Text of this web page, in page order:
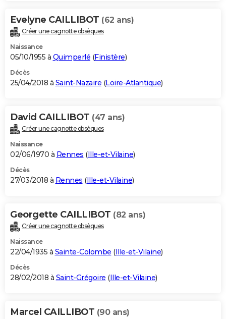
Evelyne CAILLIBOT (62 ans)
Créer une cagnotte obsèques
Naissance
05/10/1955 à Quimperlé (Finistère)
Décès
25/04/2018 à Saint-Nazaire (Loire-Atlantique)
David CAILLIBOT (47 ans)
Créer une cagnotte obsèques
Naissance
02/06/1970 à Rennes (Ille-et-Vilaine)
Décès
27/03/2018 à Rennes (Ille-et-Vilaine)
Georgette CAILLIBOT (82 ans)
Créer une cagnotte obsèques
Naissance
22/04/1935 à Sainte-Colombe (Ille-et-Vilaine)
Décès
28/02/2018 à Saint-Grégoire (Ille-et-Vilaine)
Marcel CAILLIBOT (90 ans)